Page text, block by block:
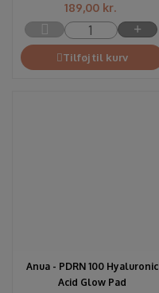
189,00 kr.
Tilføj til kurv
Anua - PDRN 100 Hyaluronic
Acid Glow Pad